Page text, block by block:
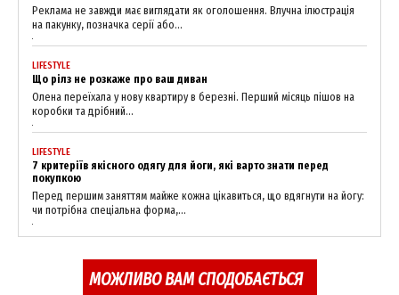
Реклама не завжди має виглядати як оголошення. Влучна ілюстрація
на пакунку, позначка серії або...
LIFESTYLE
Що рілз не розкаже про ваш диван
Олена переїхала у нову квартиру в березні. Перший місяць пішов на
коробки та дрібний...
LIFESTYLE
7 критеріїв якісного одягу для йоги, які варто знати перед
покупкою
Перед першим заняттям майже кожна цікавиться, що вдягнути на йогу:
чи потрібна спеціальна форма,...
МОЖЛИВО ВАМ СПОДОБАЄТЬСЯ